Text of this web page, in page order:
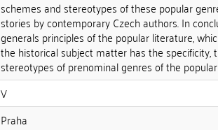
schemes and stereotypes of these popular
stories by contemporary Czech authors. In
generals principles of the popular literature,
the historical subject matter has the
stereotypes of prenominal genres of the
V
Praha